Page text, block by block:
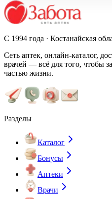
С 1994 года · Костанайская
Сеть аптек, онлайн-каталог,
врачей — всё для того, чтобы
частью жизни.
Разделы
Каталог
Бонусы
Аптеки
Врачи